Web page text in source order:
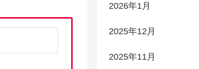
2026年1月
2025年12月
2025年11月